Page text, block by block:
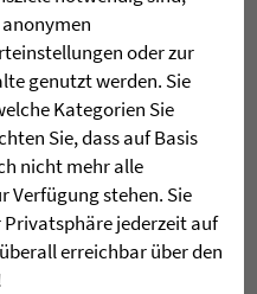
ESSLINGEN –
EIN ZUHAUSE
Engagement und
Esslingen hat
– ein schöner Anlass, um
vorne zu ...
oder zur
genutzt werden. Sie
Kategorien Sie
Sie, dass auf Basis
nicht mehr alle
Verfügung stehen. Sie
jederzeit auf
erreichbar über den